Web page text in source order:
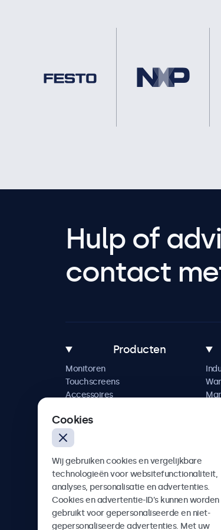
Hulp of
contact
Producten
Monitoren
Touchscreens
Accessoires
Cookies
Wij gebruiken cookies en vergelijkbare
technologieën voor websitefunctionaliteit,
analyses, personalisatie en advertenties.
Cookies en advertentie-ID’s kunnen worden
gebruikt voor gepersonaliseerde en niet-
gepersonaliseerde advertenties. Met uw